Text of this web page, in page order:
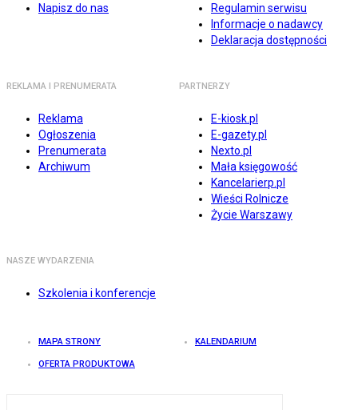
Napisz do nas
Regulamin serwisu
Informacje o nadawcy
Deklaracja dostępności
REKLAMA I PRENUMERATA
Reklama
Ogłoszenia
Prenumerata
Archiwum
PARTNERZY
E-kiosk.pl
E-gazety.pl
Nexto.pl
Mała księgowość
Kancelarierp.pl
Wieści Rolnicze
Życie Warszawy
NASZE WYDARZENIA
Szkolenia i konferencje
MAPA STRONY KALENDARIUM
OFERTA PRODUKTOWA